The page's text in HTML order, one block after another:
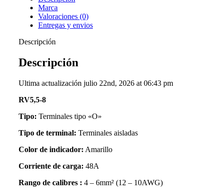
Marca
Valoraciones (0)
Entregas y envios
Descripción
Descripción
Ultima actualización julio 22nd, 2026 at 06:43 pm
RV5,5-8
Tipo: Terminales tipo «O»
Tipo de terminal: Terminales aisladas
Color de indicador: Amarillo
Corriente de carga: 48A
Rango de calibres : 4 – 6mm² (12 – 10AWG)